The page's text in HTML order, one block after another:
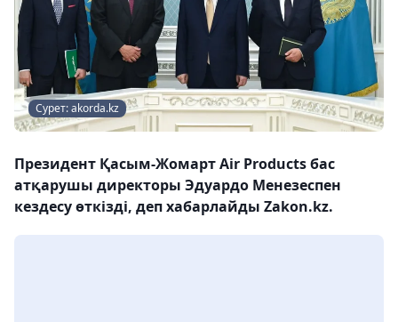
Сурет: akorda.kz
Президент Қасым-Жомарт Air Products бас
атқарушы директоры Эдуардо Менезеспен
кездесу өткізді, деп хабарлайды Zakon.kz.